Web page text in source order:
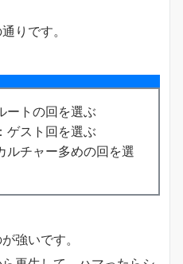
りです。
ートの回を選ぶ
ゲスト回を選ぶ
ルチャー多めの回を選
強いです。